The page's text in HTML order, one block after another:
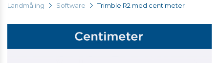
Landmåling Software Trimble R2 med centimeter